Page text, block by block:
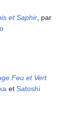
et Saphir, par
Feu et Vert
etSatoshi